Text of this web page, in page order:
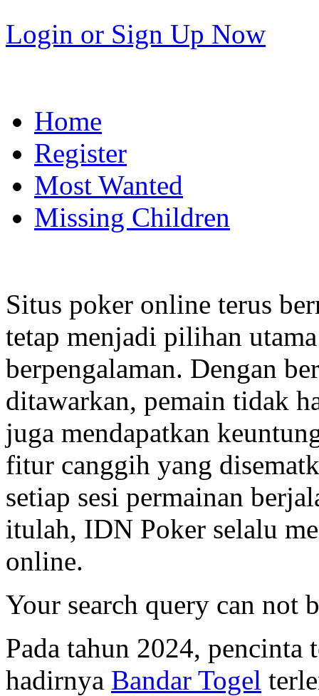
Login or Sign Up Now
Home
Register
Most Wanted
Missing Children
Situs poker online terus
tetap menjadi pilihan
berpengalaman. Dengan
ditawarkan, pemain tidak
juga mendapatkan
fitur canggih yang
setiap sesi permainan
itulah, IDN Poker selalu
online.
Your search query can not
Pada tahun 2024, pencinta
hadirnya Bandar Togel